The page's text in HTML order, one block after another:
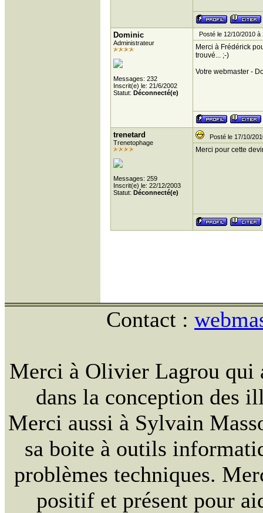
Dominic
Administrateur
Messages: 232
Inscrit(e) le: 21/6/2002
Statut: Déconnecté(e)
Posté le 12/10/2010 à
Merci à Frédérick
trouvé... ;-)
Votre webmaster -
trenetard
Trenetophage
Messages: 259
Inscrit(e) le: 22/12/2003
Statut: Déconnecté(e)
Posté le 17/10/
Merci pour cette
Contact :
Merci à Olivier Lagrou qui
dans la conception des
Merci aussi à Sylvain
sa boite à outils
problèmes techniques.
positif et présent pour